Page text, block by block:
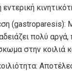
(gastroparesis):
πολύ
στην κοιλιά